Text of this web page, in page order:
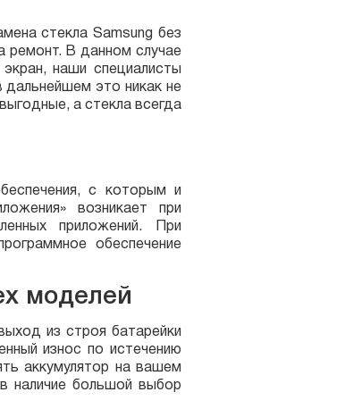
стекла Samsung без
ремонт. В данном случае
наши специалисты
это никак не
а стекла всегда
с которым и
возникает при
приложений. При
обеспечение
моделей
из строя батарейки
износ по истечению
аккумулятор на вашем
наличие большой выбор